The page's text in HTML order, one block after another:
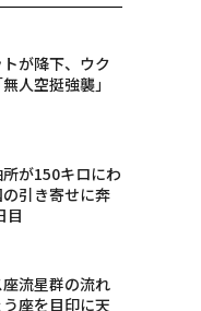
が降下、ウク
人空挺強襲」
が150キロにわ
引き寄せに奔
目
流星群の流れ
座を目印に天